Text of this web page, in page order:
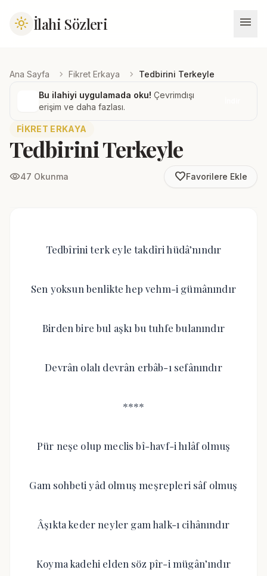
light_mode İlahi Sözleri menu
Ana Sayfa chevron_right Fikret Erkaya chevron_right Tedbirini Terkeyle
Bu ilahiyi uygulamada oku! Çevrimdışı
erişim ve daha fazlası.
FIKRET ERKAYA
Tedbirini Terkeyle
visibility47 Okunma favorite_borderFavorilere Ekle
Tedbîrini terk eyle takdîri hüdâ’nındır
Sen yoksun benlikte hep vehm-i gümânındır
Birden bire bul aşkı bu tuhfe bulanındır
Devrân olalı devrân erbâb-ı sefânındır
****
Pür neşe olup meclis bî-havf-i hılâf olmuş
Gam sohbeti yâd olmuş meşrepleri sâf olmuş
Âşıkta keder neyler gam halk-ı cihânındır
Koyma kadehi elden söz pîr-i mügân’ındır